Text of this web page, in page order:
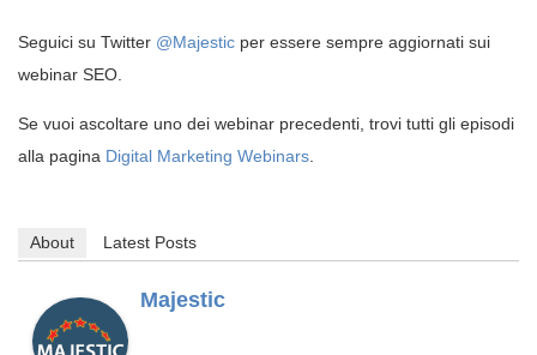
Seguici su Twitter @Majestic per essere sempre aggiornati sui
webinar SEO.
Se vuoi ascoltare uno dei webinar precedenti, trovi tutti gli episodi
alla pagina Digital Marketing Webinars
About Latest Posts
Majestic